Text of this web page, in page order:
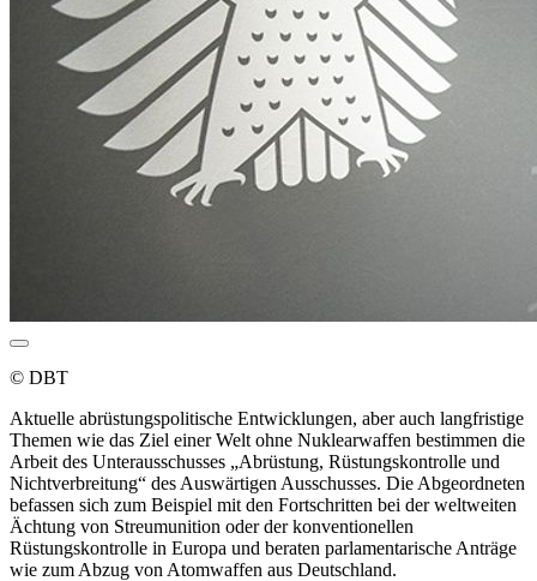
© DBT
Aktuelle abrüstungspolitische Entwicklungen, aber auch langfristige
Themen wie das Ziel einer Welt ohne Nuklearwaffen bestimmen die
Arbeit des Unterausschusses „Abrüstung, Rüstungskontrolle und
Nichtverbreitung“ des Auswärtigen Ausschusses. Die Abgeordneten
befassen sich zum Beispiel mit den Fortschritten bei der weltweiten
Ächtung von Streumunition oder der konventionellen
Rüstungskontrolle in Europa und beraten parlamentarische Anträge
wie zum Abzug von Atomwaffen aus Deutschland.